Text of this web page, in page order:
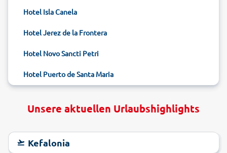
Hotel Isla Canela
Hotel Jerez de la Frontera
Hotel Novo Sancti Petri
Hotel Puerto de Santa Maria
Unsere aktuellen Urlaubshighlights
Kefalonia